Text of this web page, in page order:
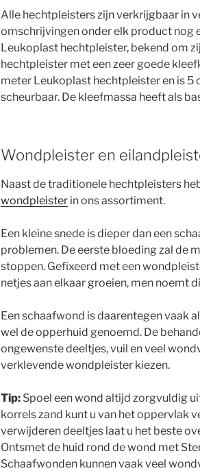
Alle hechtpleisters zijn verkrijgbaar in
omschrijvingen onder elk product nog
Leukoplast hechtpleister, bekend om
hechtpleister met een zeer goede
meter Leukoplast hechtpleister en is
scheurbaar. De kleefmassa heeft als
Wondpleister en
Naast de traditionele hechtpleisters
wondpleister in ons assortiment.
Een kleine snede is dieper dan een
problemen. De eerste bloeding zal de
stoppen. Gefixeerd met een
netjes aan elkaar groeien, men noemt
Een schaafwond is daarentegen vaak
wel de opperhuid genoemd. De
ongewenste deeltjes, vuil en veel
verklevende wondpleister kiezen.
Tip: Spoel een wond altijd zorgvuldig
korrels zand kunt u van het oppervlak
verwijderen deeltjes laat u het beste
Ontsmet de huid rond de wond met
Schaafwonden kunnen vaak veel